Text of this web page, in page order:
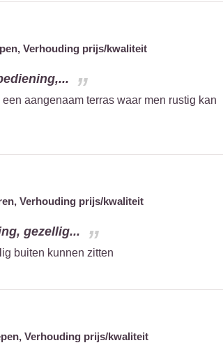
Verhouding prijs/kwaliteit
aangenaam terras waar men rustig kan
Verhouding prijs/kwaliteit
gezellig...
buiten kunnen zitten
Verhouding prijs/kwaliteit